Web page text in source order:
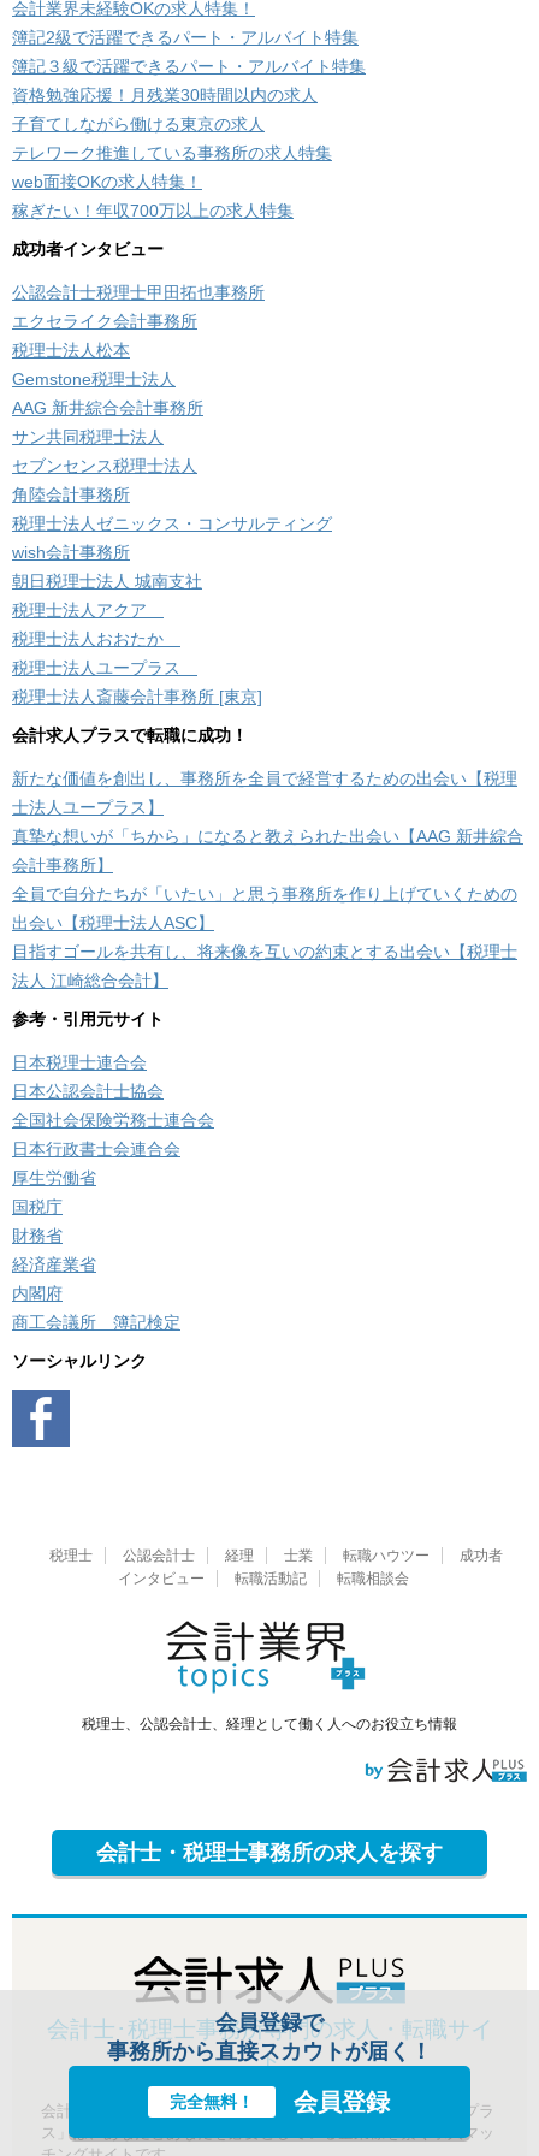
会計業界未経験OKの求人特集！
簿記2級で活躍できるパート・アルバイト特集
簿記３級で活躍できるパート・アルバイト特集
資格勉強応援！月残業30時間以内の求人
子育てしながら働ける東京の求人
テレワーク推進している事務所の求人特集
web面接OKの求人特集！
稼ぎたい！年収700万以上の求人特集
成功者インタビュー
公認会計士税理士甲田拓也事務所
エクセライク会計事務所
税理士法人松本
Gemstone税理士法人
AAG 新井綜合会計事務所
サン共同税理士法人
セブンセンス税理士法人
角陸会計事務所
税理士法人ゼニックス・コンサルティング
wish会計事務所
朝日税理士法人 城南支社
税理士法人アクア
税理士法人おおたか
税理士法人ユープラス
税理士法人斎藤会計事務所 [東京]
会計求人プラスで転職に成功！
新たな価値を創出し、事務所を全員で経営するための出会い【税理
士法人ユープラス】
真摯な想いが「ちから」になると教えられた出会い【AAG 新井綜合
会計事務所】
全員で自分たちが「いたい」と思う事務所を作り上げていくための
出会い【税理士法人ASC】
目指すゴールを共有し、将来像を互いの約束とする出会い【税理士
法人 江崎総合会計】
参考・引用元サイト
日本税理士連合会
日本公認会計士協会
全国社会保険労務士連合会
日本行政書士会連合会
厚生労働省
国税庁
財務省
経済産業省
内閣府
商工会議所 簿記検定
ソーシャルリンク
税理士 公認会計士 経理 士業 転職ハウツー
成功者
インタビュー
転職活動記 転職相談会
税理士、公認会計士、経理として働く人へのお役立ち情報
会計士・税理士事務所の求人を探す
会計士･税理士事務所専門の求人・転職サイ
ト
会計事務所や税理士事務所での求人情報が豊富な「会計求人プラ
ス」は、あなたとあなたを必要としている企業様を繋ぐ求人マッ
会員登録で
事務所から直接スカウトが届く！
完全無料！ 会員登録